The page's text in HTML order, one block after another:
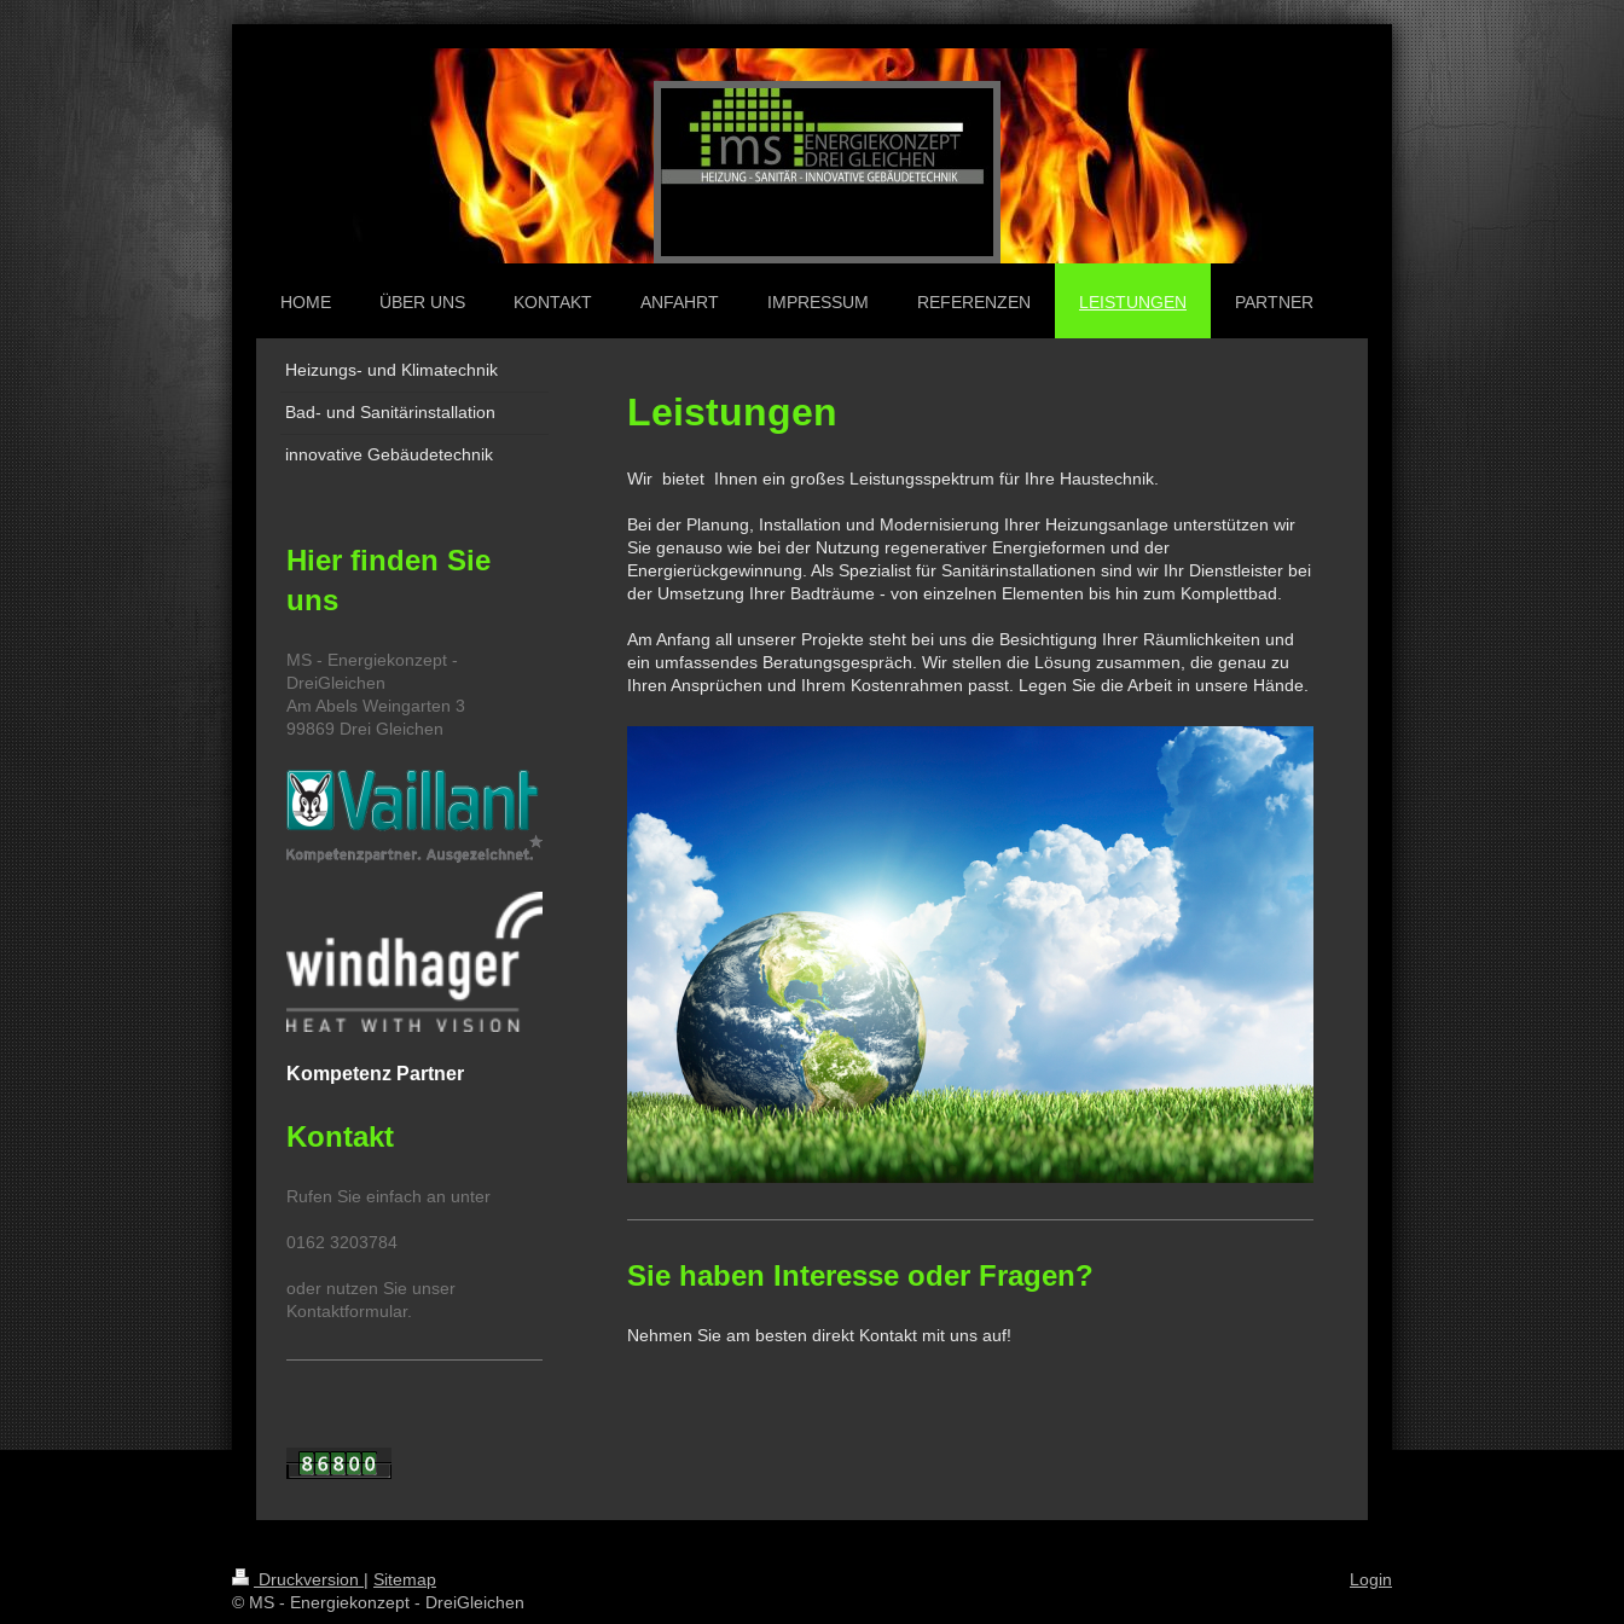
HOME ÜBER UNS KONTAKT ANFAHRT IMPRESSUM REFERENZEN LEISTUNGEN PARTNER
Leistungen
Wir bietet Ihnen ein großes Leistungsspektrum für Ihre Haustechnik.
Bei der Planung, Installation und Modernisierung Ihrer Heizungsanlage unterstützen wir
Sie genauso wie bei der Nutzung regenerativer Energieformen und der
Energierückgewinnung. Als Spezialist für Sanitärinstallationen sind wir Ihr Dienstleister bei
der Umsetzung Ihrer Badträume - von einzelnen Elementen bis hin zum Komplettbad.
Am Anfang all unserer Projekte steht bei uns die Besichtigung Ihrer Räumlichkeiten und
ein umfassendes Beratungsgespräch. Wir stellen die Lösung zusammen, die genau zu
Ihren Ansprüchen und Ihrem Kostenrahmen passt. Legen Sie die Arbeit in unsere Hände.
Sie haben Interesse oder Fragen?
Nehmen Sie am besten direkt Kontakt mit uns auf!
Heizungs- und Klimatechnik
Bad- und Sanitärinstallation
innovative Gebäudetechnik
Hier finden Sie
uns
MS - Energiekonzept -
DreiGleichen
Am Abels Weingarten 3
99869 Drei Gleichen
Kompetenz Partner
Kontakt
Rufen Sie einfach an unter
0162 3203784
oder nutzen Sie unser
Kontaktformular.
Druckversion | Sitemap
© MS - Energiekonzept - DreiGleichen
Login